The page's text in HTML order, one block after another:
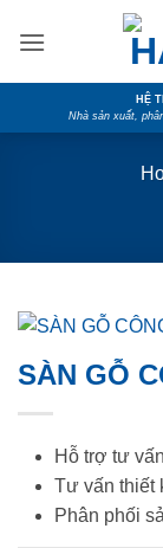
HỆ
Nhà sản xuất,
SÀN GỖ
Hỗ trợ tư
Tư vấn thiết
Phân phối